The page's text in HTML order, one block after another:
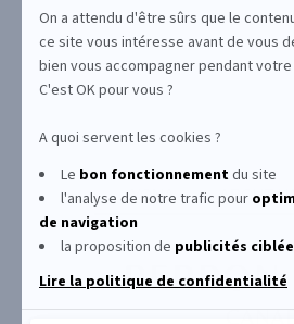
sur
Axeptio
On a attendu d'être sûrs que le
ce site vous intéresse avant de vous
bien vous accompagner pendant
C'est OK pour vous ?
A quoi servent les cookies ?
Le bon fonctionnementdu site
l'analyse de notre trafic pour
de navigation
la proposition de publicités
Lire la politique de confidentialité
YONA ABOUT